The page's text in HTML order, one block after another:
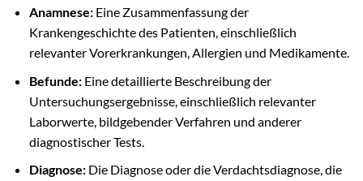
Anamnese:Eine Zusammenfassung der
Krankengeschichte des Patienten, einschließlich
relevanter Vorerkrankungen, Allergien und Medikamente.
Befunde:Eine detaillierte Beschreibung der
Untersuchungsergebnisse, einschließlich relevanter
Laborwerte, bildgebender Verfahren und anderer
diagnostischer Tests.
Diagnose:Die Diagnose oder die Verdachtsdiagnose, die